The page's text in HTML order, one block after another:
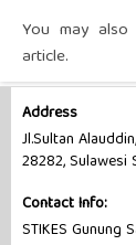
You may also
article.
Address
Jl.Sultan
28282, Sulawesi
Contact Info:
STIKES Gunung